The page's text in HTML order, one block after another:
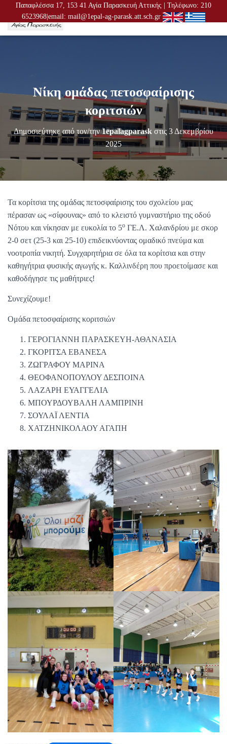
Παπαφλέσσα 17, 153 41 Αγία Παρασκευή Αττικής | Τηλέφωνο: 210
6523968|email: mail@1epal-ag-parask.att.sch.gr
Ν
Π
Λ
Ο
Ή
Γ
Σ
Σ
Νίκη ομάδας πετοσφαίρισης
κοριτσιών
Δημοσιεύτηκε από τον/την1epalagparask στις 3 Δεκεμβρίου
2025
Τα κορίτσια της ομάδας πετοσφαίρισης του σχολείου μας
πέρασαν ως «σίφουνας» από το κλειστό γυμναστήριο της οδού
Νότου και νίκησαν με ευκολία το 5ο ΓΕ.Λ. Χαλανδρίου με σκορ
2-0 σετ (25-3 και 25-10) επιδεικνύοντας ομαδικό πνεύμα και
νοοτροπία νικητή. Συγχαρητήρια σε όλα τα κορίτσια και στην
καθηγήτρια φυσικής αγωγής κ. Καλλινδέρη που προετοίμασε και
καθοδήγησε τις μαθήτριες!
Συνεχίζουμε!
Ομάδα πετοσφαίρισης κοριτσιών
ΓΕΡΟΓΙΑΝΝΗ ΠΑΡΑΣΚΕΥΗ-ΑΘΑΝΑΣΙΑ
ΓΚΟΡΙΤΣΑ ΕΒΑΝΕΣΑ
ΖΩΓΡΑΦΟΥ ΜΑΡΙΝΑ
ΘΕΟΦΑΝΟΠΟΥΛΟΥ ΔΕΣΠΟΙΝΑ
ΛΑΖΑΡΗ ΕΥΑΓΓΕΛΙΑ
ΜΠΟΥΡΔΟΥΒΑΛΗ ΛΑΜΠΡΙΝΗ
ΣΟΥΛΑΪ ΛΕΝΤΙΑ
ΧΑΤΖΗΝΙΚΟΛΑΟΥ ΑΓΑΠΗ